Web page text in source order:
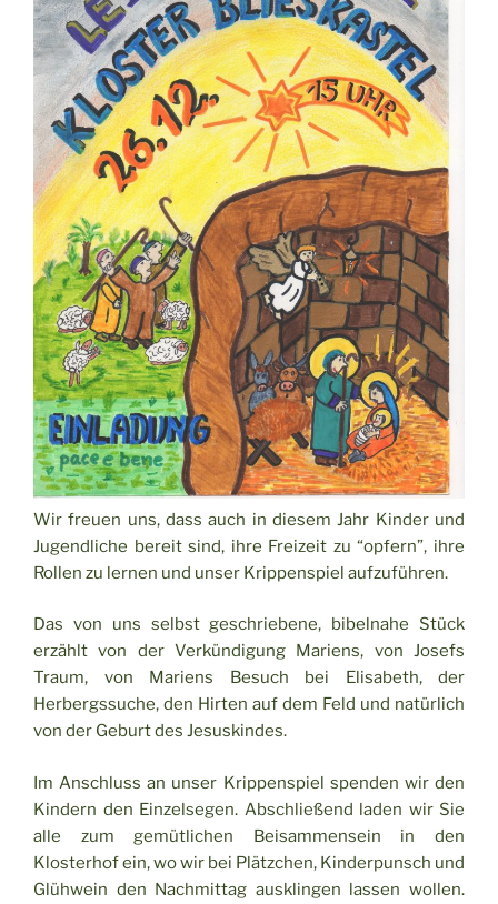
Wir freuen uns, dass auch in diesem Jahr Kinder und
Jugendliche bereit sind, ihre Freizeit zu “opfern”, ihre
Rollen zu lernen und unser Krippenspiel aufzuführen.
Das von uns selbst geschriebene, bibelnahe Stück
erzählt von der Verkündigung Mariens, von Josefs
Traum, von Mariens Besuch bei Elisabeth, der
Herbergssuche, den Hirten auf dem Feld und natürlich
von der Geburt des Jesuskindes.
Im Anschluss an unser Krippenspiel spenden wir den
Kindern den Einzelsegen. Abschließend laden wir Sie
alle zum gemütlichen Beisammensein in den
Klosterhof ein, wo wir bei Plätzchen, Kinderpunsch und
Glühwein den Nachmittag ausklingen lassen wollen.